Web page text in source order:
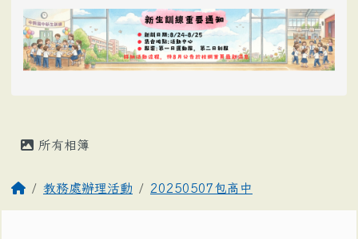
所有相簿
教務處辦理活動 20250507包高中